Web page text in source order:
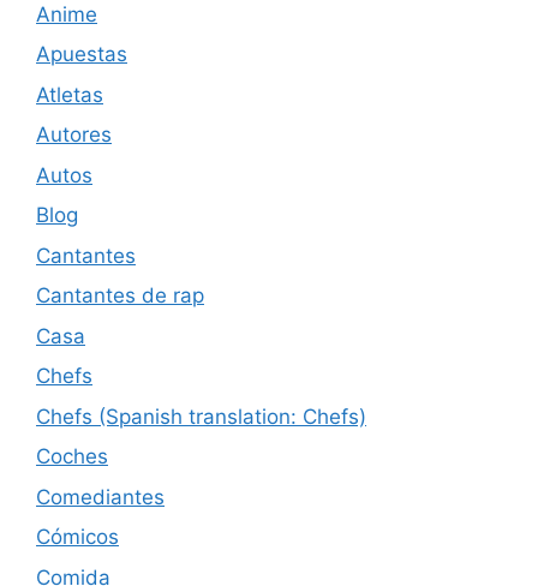
Anime
Apuestas
Atletas
Autores
Autos
Blog
Cantantes
Cantantes de rap
Casa
Chefs
Chefs (Spanish translation: Chefs)
Coches
Comediantes
Cómicos
Comida